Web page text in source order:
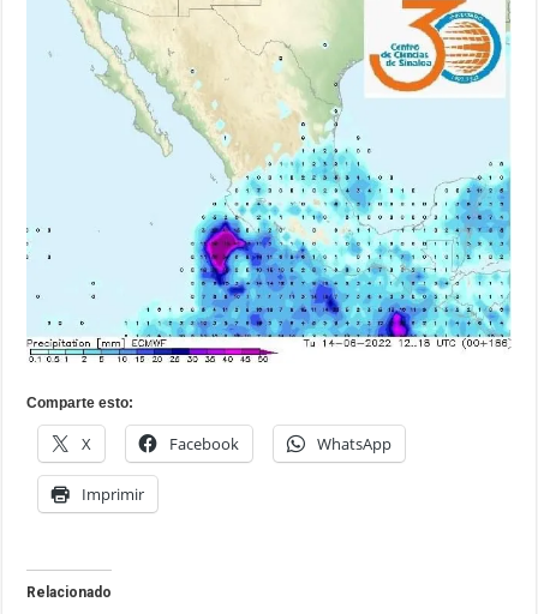
Comparte esto:
X Facebook WhatsApp
Imprimir
Relacionado